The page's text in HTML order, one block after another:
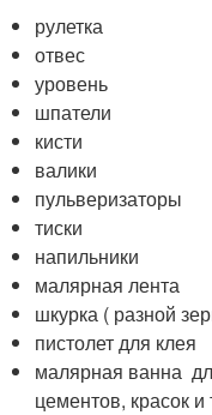
рулетка
отвес
уровень
шпатели
кисти
валики
пульверизаторы
тиски
напильники
малярная лента
шкурка ( разной
пистолет для клея
малярная ванна
цементов, красок и